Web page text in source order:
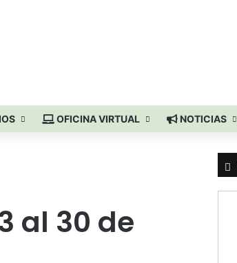
OFICINA VIRTUAL NOTICIAS
al 30 de